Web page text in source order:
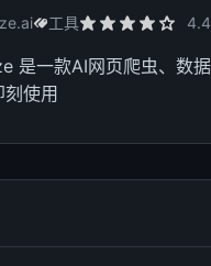
工具 4.4
是一款AI网页爬虫、数
使用